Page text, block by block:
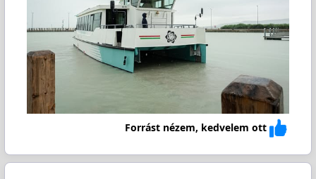
Forrást nézem, kedvelem ott